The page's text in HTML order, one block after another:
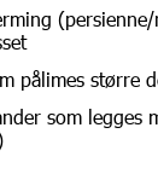
pålimes større
som legges